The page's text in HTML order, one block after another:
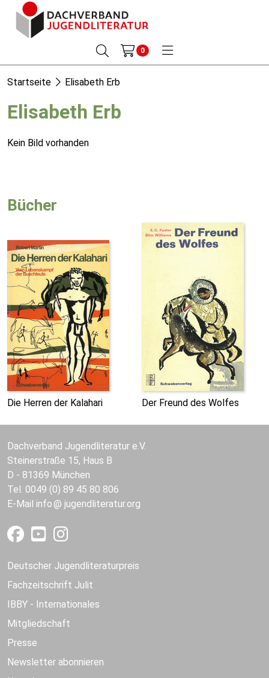
0
Startseite Elisabeth Erb
Elisabeth Erb
Kein Bild vorhanden
Bücher
Die Herren der Kalahari Der Freund des Wolfes
Dachverband Jugendliteratur e.V.
Steinerstraße 15, Haus B
D - 81369 München
Tel. 0049 (0) 89 45 80 806
E-Mail info jugendliteratur.org
Deutscher Jugendliteraturpreis
Fachzeitschrift Julit
IBBY - Internationales
Mitgliedschaft
Presse
Newsletter abonnieren